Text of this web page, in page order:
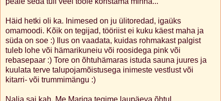
Häid hetki oli ka. Inimesed on ju ülitoredad, igaüks
omamoodi. Kõik on tegijad, tööriist ei kuku käest maha ja
süda on soe :) Ilus on vaadata, kuidas rohmakast palgist
tuleb lohe või hämarikuneiu või roosidega pink või
rebasepaar :) Tore on õhtuhämaras istuda sauna juures ja
kuulata terve talupojamõistusega inimeste vestlust või
kitarri- või trummimängu :)
Nalja sai kah. Me Mariga tegime laupäeva õhtul